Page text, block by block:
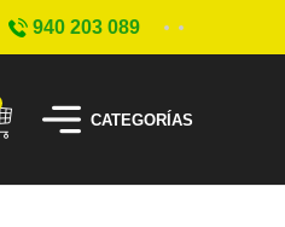
940 203 089
CATEGORÍAS